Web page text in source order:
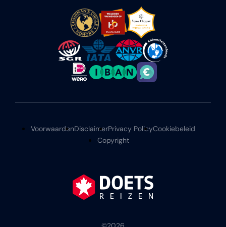
VoorwaardenDisclaimerPrivacy PolicyCookiebeleid
Copyright